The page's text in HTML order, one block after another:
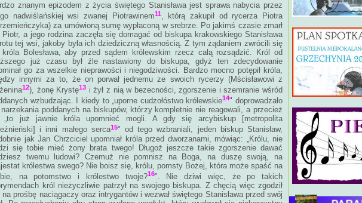
znanym epizodem z życia świętego Stanisława jest sprawa nabycia przez
nadwiślańskiej wsi zwanej Piotrawinem11, którą zakupił od rycerza Piotra
za umówioną sumę wypłaconą w srebrze. Po jakimś czasie zmarł
Piotr, a jego rodzina zaczęła się domagać od biskupa krakowskiego Stanisława
tej wsi, jakoby była ich dziedziczną własnością. Z tym żądaniem zwrócili się
Bolesława, aby przed sądem królewskim rzecz całą rozsądzić. Król od
już czasu był źle nastawiony do biskupa, gdyż ten zdecydowanie
go za wszelkie nieprawości i niegodziwości. Bardzo mocno potępił króla,
innymi za to, że on porwał jednemu ze swoich rycerzy (Mścisławowi z
12), żonę Krystę13 i żył z nią w bezecności, zgorszenie i szemranie wśród
wzbudzając. I kiedy to „uporne cudzołóstwo królewskie14" doprowadzało
poddanych na biskupów, którzy kompletnie nie reagowali, a przecież
„to już jawnie króla upomnieć mogli. A gdy się arcybiskup [metropolita
i inni małego serca15" od tego wzbraniali, jeden biskup Stanisław,
jak Jan Chrzciciel upomniał króla przed dworzanami, mówiąc: „Królu, nie
się tobie mieć żony brata twego! Długoż jeszcze takie zgorszenie dawać
twemu ludowi? Czemuż nie pomnisz na Boga, na duszę swoją, na
królestwa swego? Nie boisz się, królu, pomsty Bożej, która może spaść na
na potomstwo i królestwo twoje?16". Nie dziwi więc, że po takich
król nieżyczliwie patrzył na swojego biskupa. Z chęcią więc zgodził
na prośbę naciągaczy oraz intrygantów i wezwał świętego Stanisława przed swój